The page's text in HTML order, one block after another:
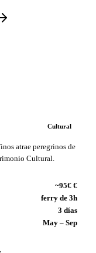
Cultural
atrae peregrinos de
Cultural.
~95€ €
ferry de 3h
3 días
May – Sep